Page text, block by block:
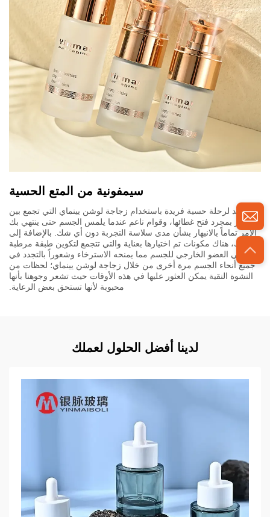
سيمفونية من المتع الحسية
استعد لرحلة حسية فريدة باستخدام زجاجة لوشن يينماي التي تجمع بين
العطور بمجرد فتح غطائها، وقوام ناعم عندما يلمس الجسم حتى ينتهي بك
الأمر تماماً بالانبهار بشأن مدى سلاسة التجربة دون أي شك. بالإضافة إلى
ذلك، هناك مكونات تم اختيارها بعناية والتي تتجمع لتكوين طبقة مرطبة
تغطي العضو الخارجي للجسم مما يمنحه الاسترخاء وشعوراً بالتجدد في
جميع أنحاء الجسم مرة أخرى من خلال زجاجة لوشن يينماي؛ لحظات من
النشوة النقية يمكن العثور عليها في هذه الأوقات حيث تشعر وجوهنا بأنها
محبوبة لأنها تستحق بعض الرعاية.
لدينا أفضل الحلول لعملك